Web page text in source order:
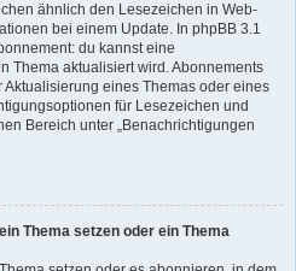
ähnlich den Lesezeichen in Web-
bei einem Update. In phpBB 3.1
du kannst eine
Thema aktualisiert wird. Abonnements
eines Themas oder eines
für Lesezeichen und
Bereich unter „Benachrichtigungen
Thema setzen oder ein Thema